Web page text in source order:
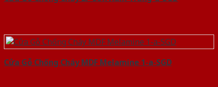
Cửa Gỗ Chống Cháy MDF Melamine 1-a-SGD